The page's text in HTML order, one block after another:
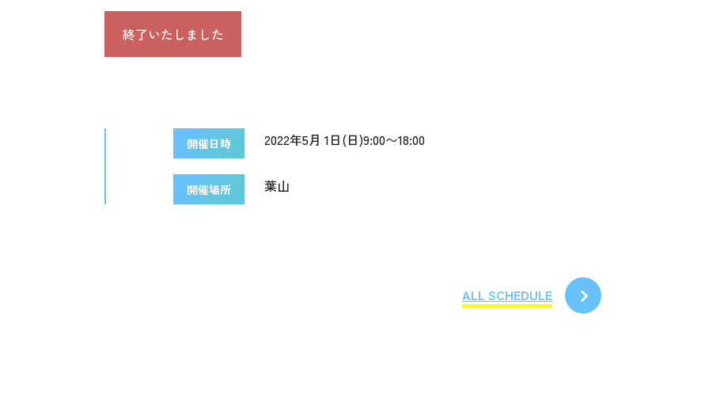
終了いたしました
開催日時 2022年5月 1日(日)9:00〜18:00
開催場所 葉山
ALL SCHEDULE